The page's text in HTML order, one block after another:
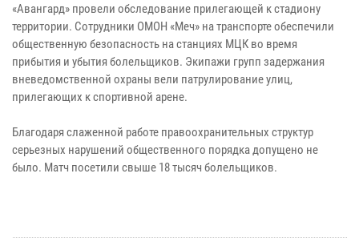
«Авангард» провели обследование прилегающей к стадиону
территории. Сотрудники ОМОН «Меч» на транспорте обеспечили
общественную безопасность на станциях МЦК во время
прибытия и убытия болельщиков. Экипажи групп задержания
вневедомственной охраны вели патрулирование улиц,
прилегающих к спортивной арене.
Благодаря слаженной работе правоохранительных структур
серьезных нарушений общественного порядка допущено не
было. Матч посетили свыше 18 тысяч болельщиков.